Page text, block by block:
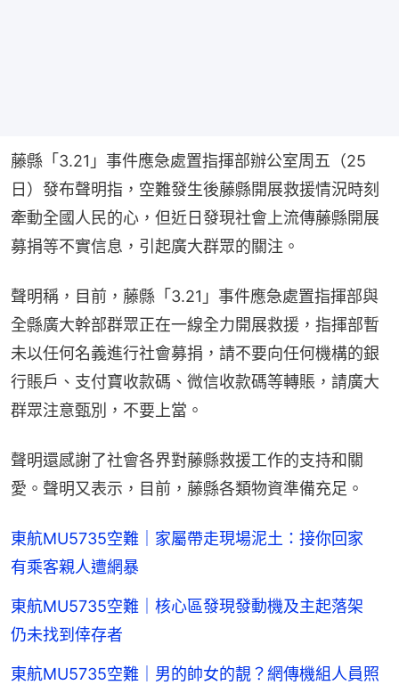
藤縣「3.21」事件應急處置指揮部辦公室周五（25
日）發布聲明指，空難發生後藤縣開展救援情況時刻
牽動全國人民的心，但近日發現社會上流傳藤縣開展
募捐等不實信息，引起廣大群眾的關注。
聲明稱，目前，藤縣「3.21」事件應急處置指揮部與
全縣廣大幹部群眾正在一線全力開展救援，指揮部暫
未以任何名義進行社會募捐，請不要向任何機構的銀
行賬戶、支付寶收款碼、微信收款碼等轉賬，請廣大
群眾注意甄別，不要上當。
聲明還感謝了社會各界對藤縣救援工作的支持和關
愛。聲明又表示，目前，藤縣各類物資準備充足。
東航MU5735空難｜家屬帶走現場泥土：接你回家
有乘客親人遭網暴
東航MU5735空難｜核心區發現發動機及主起落架
仍未找到倖存者
東航MU5735空難｜男的帥女的靚？網傳機組人員照